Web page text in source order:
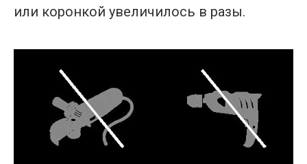
или коронкой увеличилось в разы.